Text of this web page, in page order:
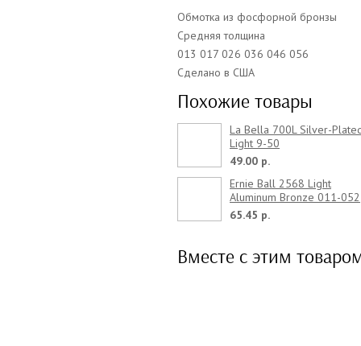
Обмотка из фосфорной бронзы
Средняя толщина
013 017 026 036 046 056
Сделано в США
Похожие товары
La Bella 700L Silver-
Light 9-50
49.00 р.
Ernie Ball 2568 Light
Aluminum Bronze 011-052
65.45 р.
Вместе с этим